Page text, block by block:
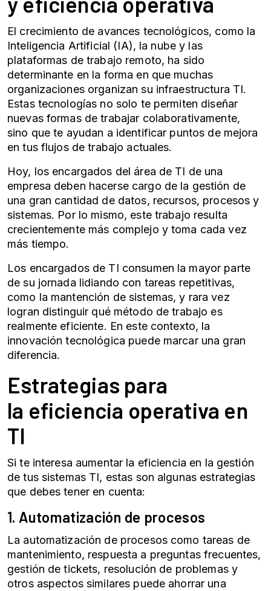
El crecimiento de avances tecnológicos, como la
Inteligencia Artificial (IA), la nube y las
plataformas de trabajo remoto, ha sido
determinante en la forma en que muchas
organizaciones organizan su infraestructura TI.
Estas tecnologías no solo te permiten diseñar
nuevas formas de trabajar colaborativamente,
sino que te ayudan a identificar puntos de mejora
en tus flujos de trabajo actuales.
Hoy, los encargados del área de TI de una
empresa deben hacerse cargo de la gestión de
una gran cantidad de datos, recursos, procesos y
sistemas. Por lo mismo, este trabajo resulta
crecientemente más complejo y toma cada vez
más tiempo.
Los encargados de TI consumen la mayor parte
de su jornada lidiando con tareas repetitivas,
como la mantención de sistemas, y rara vez
logran distinguir qué método de trabajo es
realmente eficiente. En este contexto, la
innovación tecnológica puede marcar una gran
diferencia.
Estrategias para
la eficiencia operativa en
TI
Si te interesa aumentar la eficiencia en la gestión
de tus sistemas TI, estas son algunas estrategias
que debes tener en cuenta:
1. Automatización de procesos
La automatización de procesos como tareas de
mantenimiento, respuesta a preguntas frecuentes,
gestión de tickets, resolución de problemas y
otros aspectos similares puede ahorrar una